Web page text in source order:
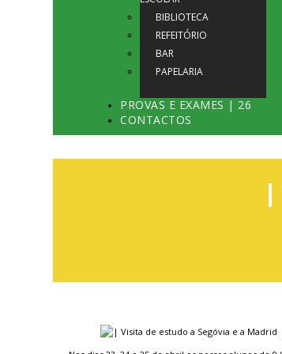
BIBLIOTECA
REFEITÓRIO
BAR
PAPELARIA
PROVAS E EXAMES | 26
CONTACTOS
|